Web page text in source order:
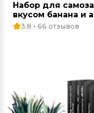
Набор для
вкусом банана и
3.8 • 66 отзывов